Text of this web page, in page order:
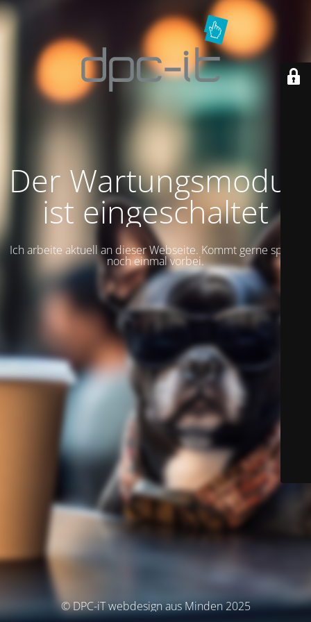
Der Wartungsmodus
ist eingeschaltet
Ich arbeite aktuell an dieser Webseite. Kommt gerne später
noch einmal vorbei.
© DPC-iT webdesign aus Minden 2025